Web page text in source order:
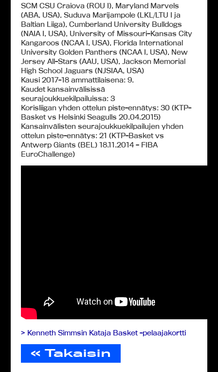
SCM CSU Craiova (ROU I), Maryland Marvels
(ABA, USA), Suduva Marijampole (LKL/LTU I ja
Baltian Liiga), Cumberland University Bulldogs
(NAIA I, USA), University of Missouri–Kansas City
Kangaroos (NCAA I, USA), Florida International
University Golden Panthers (NCAA I, USA), New
Jersey All-Stars (AAU, USA), Jackson Memorial
High School Jaguars (NJSIAA, USA)
Kausi 2017-18 ammattilaisena: 9.
Kaudet kansainvälisissä
seurajoukkuekilpailuissa: 3
Korisliigan yhden ottelun piste-ennätys: 30 (KTP-
Basket vs Helsinki Seagulls 20.04.2015)
Kansainvälisten seurajoukkuekilpailujen yhden
ottelun piste-ennätys: 21 (KTP-Basket vs
Antwerp Giants (BEL) 18.11.2014 – FIBA
EuroChallenge)
> Kenneth Simmsin Kataja Basket -pelaajakortti
« Takaisin